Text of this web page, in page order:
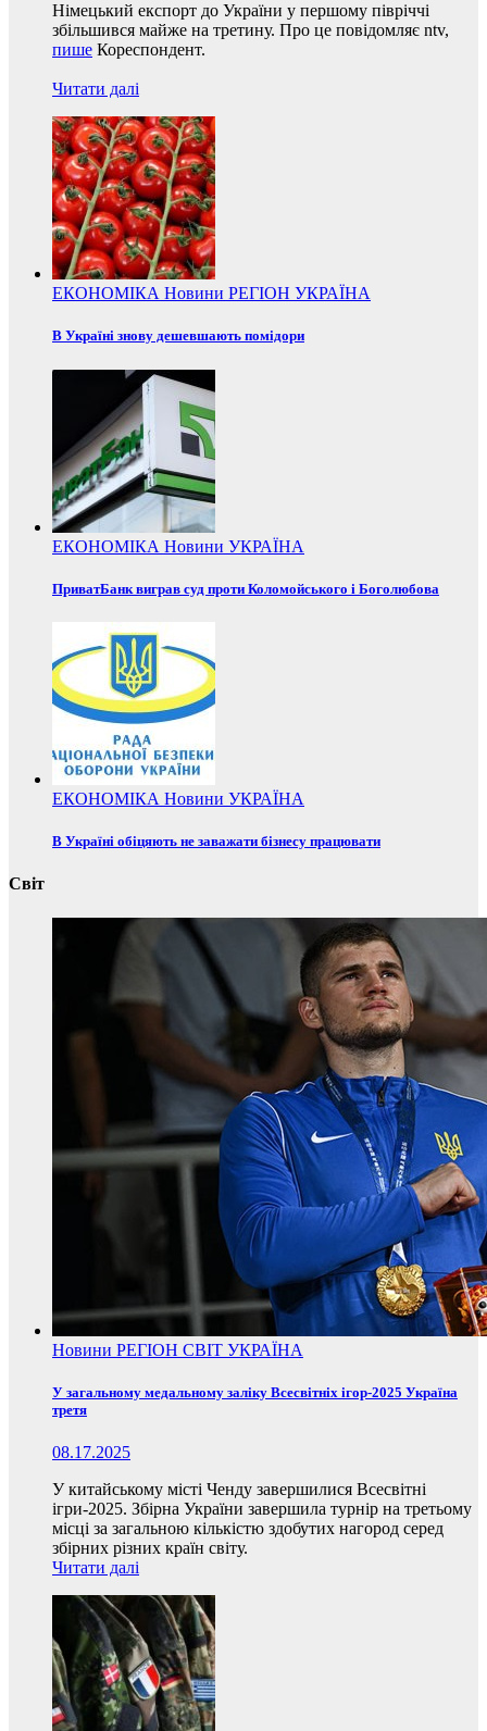
Німецький експорт до України у першому півріччі
збільшився майже на третину. Про це повідомляє ntv,
пише Кореспондент.
Читати далі
ЕКОНОМІКА Новини РЕГІОН УКРАЇНА
В Україні знову дешевшають помідори
ЕКОНОМІКА Новини УКРАЇНА
ПриватБанк виграв суд проти Коломойського і Боголюбова
ЕКОНОМІКА Новини УКРАЇНА
В Україні обіцяють не заважати бізнесу працювати
Світ
Новини РЕГІОН СВІТ УКРАЇНА
У загальному медальному заліку Всесвітніх ігор-2025 Україна
третя
08.17.2025
У китайському місті Ченду завершилися Всесвітні
ігри-2025. Збірна України завершила турнір на третьому
місці за загальною кількістю здобутих нагород серед
збірних різних країн світу.
Читати далі